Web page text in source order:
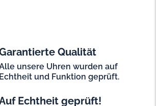
Qualität
unsere Uhren wurden auf
Echtheit und Funktion geprüft.
Echtheit geprüft!